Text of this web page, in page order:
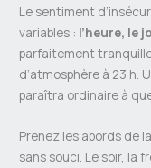
Le sentiment
variables : l’heure, le
parfaitement
d’atmosphère à 23 h.
paraîtra ordinaire à
Prenez les abords de
sans souci. Le soir, la